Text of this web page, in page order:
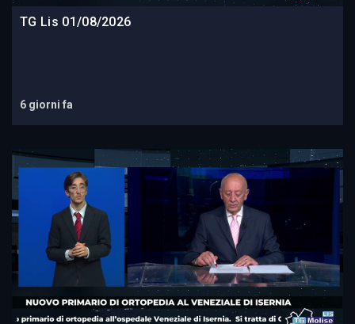
TG Lis 01/08/2026
6 giorni fa